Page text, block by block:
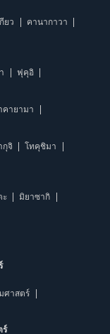
ยว
คานากาวา
ฟุคุอิ
คายามา
กุจิ
โทคุชิมา
ะ
มิยาซากิ
ศาสตร์
ร์